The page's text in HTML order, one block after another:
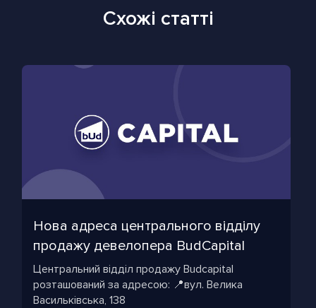
Схожі статті
Нова адреса центрального відділу
продажу девелопера BudСapital
Центральний відділ продажу Budcapital
розташований за адресою: 📍вул. Велика
Васильківська, 138